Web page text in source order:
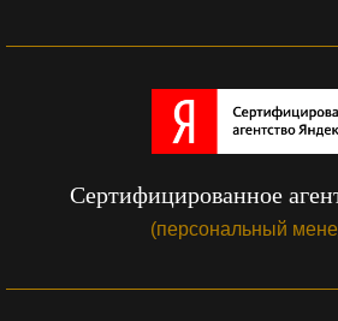
Сертифицированное
(персональный